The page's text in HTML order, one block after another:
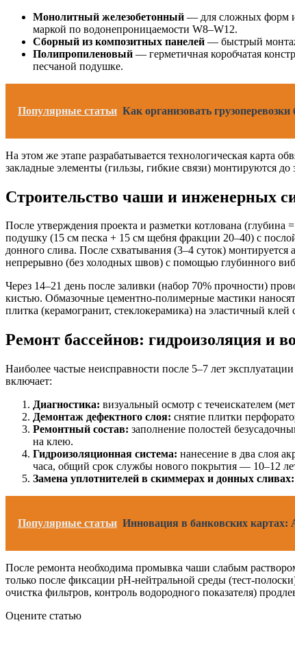
Монолитный железобетонный — для сложных форм и
маркой по водонепроницаемости W8–W12.
Сборный из композитных панелей — быстрый
Полипропиленовый — герметичная коробчатая
песчаной подушке.
Популярные статьи Как организовать
На этом же этапе разрабатывается технологическая карта
закладные элементы (гильзы, гибкие связи) монтируются
Строительство чаши и инженерных
После утверждения проекта и разметки котлована
подушку (15 см песка + 15 см щебня фракции 20–40) с
донного слива. После схватывания (3–4 суток)
непрерывно (без холодных швов) с помощью глубинного
Через 14–21 день после заливки (набор 70% прочности)
кистью. Обмазочные цементно-полимерные мастики
плитка (керамогранит, стеклокерамика) на эластичный
Ремонт бассейнов: гидроизоляция и
Наиболее частые неисправности после 5–7 лет
включает:
Диагностика: визуальный осмотр с течеискателем
Демонтаж дефектного слоя: снятие плитки
Ремонтный состав: заполнение полостей
на клею.
Гидроизоляционная система: нанесение в два слоя
часа, общий срок службы нового покрытия — 10–12
Замена уплотнителей в скиммерах и донных сливах:
Популярные статьи Инновация в банковских картах:
После ремонта необходима промывка чаши слабым
только после фиксации pH-нейтральной среды (тест-
очистка фильтров, контроль водородного показателя)
Оцените статью